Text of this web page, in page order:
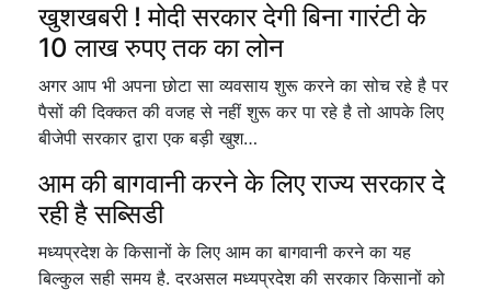
खुशखबरी ! मोदी सरकार देगी बिना गारंटी के
10 लाख रुपए तक का लोन
अगर आप भी अपना छोटा सा व्यवसाय शुरू करने का सोच रहे है पर
पैसों की दिक्कत की वजह से नहीं शुरू कर पा रहे है तो आपके लिए
बीजेपी सरकार द्वारा एक बड़ी खुश…
आम की बागवानी करने के लिए राज्य सरकार दे
रही है सब्सिडी
मध्यप्रदेश के किसानों के लिए आम का बागवानी करने का यह
बिल्कुल सही समय है. दरअसल मध्यप्रदेश की सरकार किसानों को